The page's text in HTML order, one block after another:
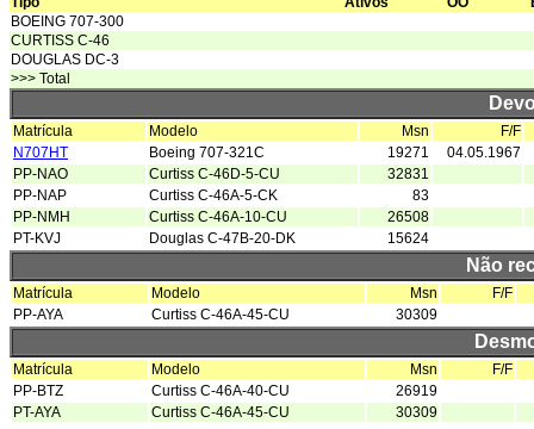
BOEING 707-300
CURTISS C-46
DOUGLAS DC-3
>>> Total
Matrícula Modelo Msn
F/F
N707HT
Boeing 707-321C 19271
04.05.1967
PP-NAO
Curtiss C-46D-5-CU
32831
PP-NAP
Curtiss C-46A-5-CK
83
PP-NMH
Curtiss C-46A-10-CU
26508
PT-KVJ
Douglas C-47B-20-DK 15624
Não
Matrícula Modelo Msn
F/F
PP-AYA
Curtiss C-46A-45-CU 30309
Matrícula Modelo Msn
F/F
PP-BTZ
Curtiss C-46A-40-CU
26919
PT-AYA
Curtiss C-46A-45-CU 30309